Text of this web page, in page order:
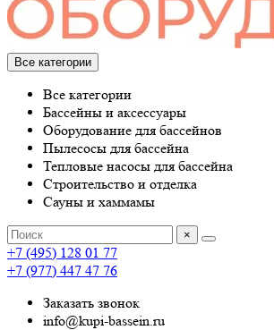
Все категории
Все категории
Бассейны и аксессуары
Оборудование для бассейнов
Пылесосы для бассейна
Тепловые насосы для бассейна
Строительство и отделка
Сауны и хаммамы
×
+7 (495) 128 01 77
+7 (977) 447 47 76
Заказать звонок
info@kupi-bassein.ru